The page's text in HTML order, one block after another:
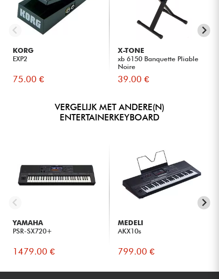
KORG
EXP2
75.00 €
X-TONE
xb 6150 Banquette Pliable
Noire
39.00 €
VERGELIJK MET ANDERE(N)
ENTERTAINERKEYBOARD
YAMAHA
PSR-SX720+
1479.00 €
MEDELI
AKX10s
799.00 €